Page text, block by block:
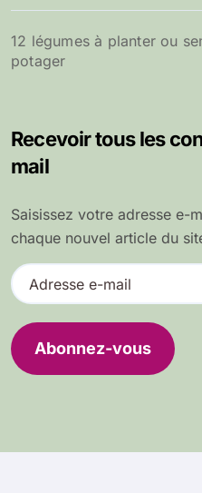
12 légumes à planter ou
potager
Recevoir tous les
mail
Saisissez votre adresse e-
chaque nouvel article du
A
d
e
s
Abonnez-vous